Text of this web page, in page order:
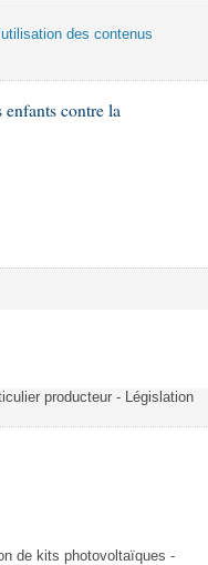
des contenus
contre la
producteur - Législation
de kits photovoltaïques -